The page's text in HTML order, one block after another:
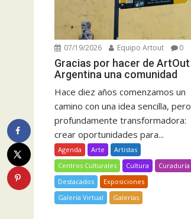
07/19/2026 Equipo Artout 0
Gracias por hacer de ArtOut
Argentina una comunidad
Hace diez años comenzamos un
camino con una idea sencilla, pero
profundamente transformadora:
crear oportunidades para...
Agenda Arte
Artistas
Centros Culturales
Cultura
Curaduría
Destacados
Exposiciones
Galería Virtual
Galerías